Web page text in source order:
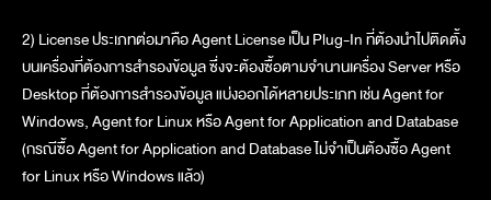
2) License ประเภทต่อมาคือ Agent License เป็น Plug-In ที่ต้องนำไปติดตั้ง
บนเครื่องที่ต้องการสำรองข้อมูล ซึ่งจะต้องซื้อตามจำนานเครื่อง Server หรือ
Desktop ที่ต้องการสำรองข้อมูล แบ่งออกได้หลายประเภท เช่น Agent for
Windows, Agent for Linux หรือ Agent for Application and Database
(กรณีซื้อ Agent for Application and Database ไม่จำเป็นต้องซื้อ Agent
for Linux หรือ Windows แล้ว)